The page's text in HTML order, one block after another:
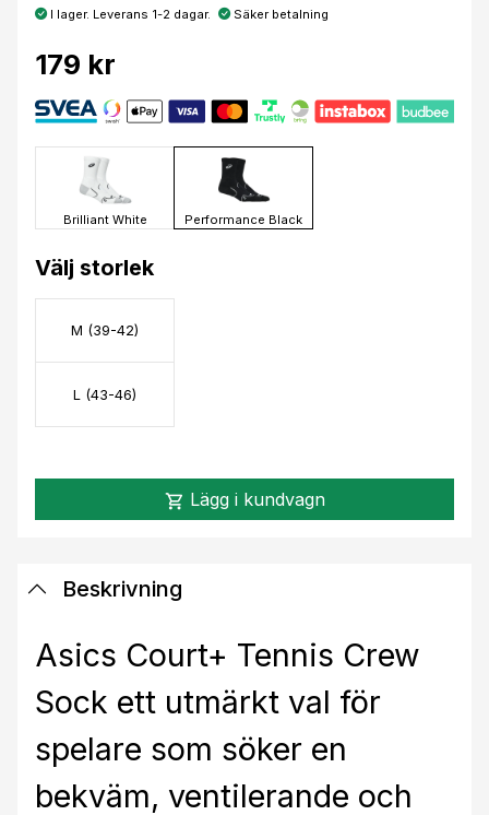
I lager. Leverans 1-2 dagar. Säker betalning
179 kr
Brilliant White Performance Black
Välj storlek
M (39-42)
L (43-46)
shopping_cart Lägg i kundvagn
Beskrivning
Asics Court+ Tennis Crew
Sock ett utmärkt val för
spelare som söker en
bekväm, ventilerande och